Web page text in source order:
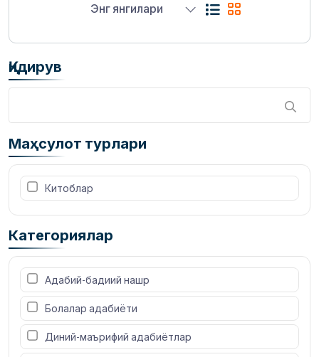
Энг янгилари
Қидирув
Маҳсулот турлари
Китоблар
Категориялар
Адабий-бадиий нашр
Болалар адабиёти
Диний-маърифий адабиётлар